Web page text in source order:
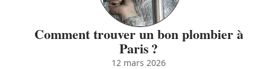
Comment trouver un bon plombier à
Paris ?
12 mars 2026